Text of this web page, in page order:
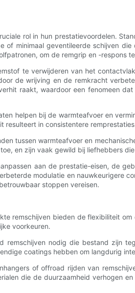
rol in hun prestatievoordelen.
minimaal geventileerde schijven
om de remgrip en -respons
te verwijderen van het
de wrijving en de remkracht
raakt, waardoor een fenomeen
helpen bij de warmteafvoer en
in consistentere
tussen warmteafvoer en
en zijn vaak gewild bij liefhebbers
aan de prestatie-eisen, de
modulatie en nauwkeurigere
stoppen vereisen.
remschijven bieden de flexibiliteit
voorkeuren.
nodig die bestand zijn
coatings hebben om langdurig
of offroad rijden van
die de duurzaamheid verhogen